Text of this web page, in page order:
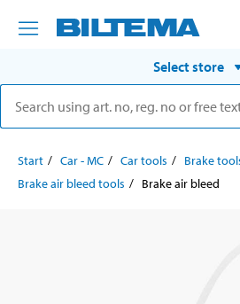
Select store
Start Car - MC Car tools
Brake
Brake air bleed tools
Brake air bleed